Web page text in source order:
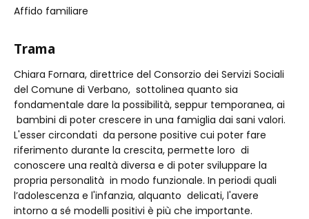
Affido familiare
Trama
Chiara Fornara, direttrice del Consorzio dei Servizi Sociali
del Comune di Verbano, sottolinea quanto sia
fondamentale dare la possibilità, seppur temporanea, ai
bambini di poter crescere in una famiglia dai sani valori.
L'esser circondati da persone positive cui poter fare
riferimento durante la crescita, permette loro di
conoscere una realtà diversa e di poter sviluppare la
propria personalità in modo funzionale. In periodi quali
l’adolescenza e l'infanzia, alquanto delicati, l'avere
intorno a sé modelli positivi è più che importante.